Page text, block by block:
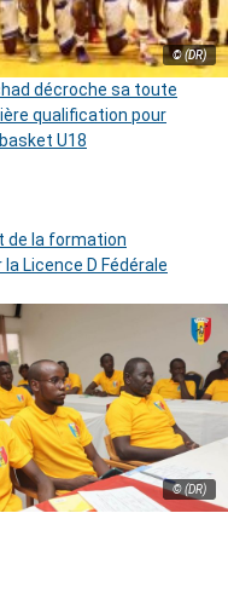
© (DR)
décroche sa toute
qualification pour
U18
de la formation
Licence D Fédérale
© (DR)